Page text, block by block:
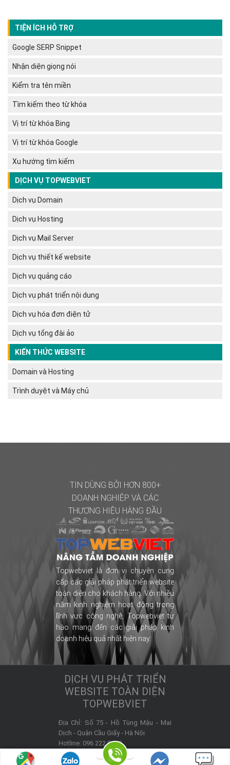
TIỆN ÍCH HỖ TRỢ
Google SERP Snippet
Nhận diện giọng nói
Kiểm tra tên miền
Tìm kiếm theo từ khóa
Vị trí từ khóa Bing
Vị trí từ khóa Google
Xu hướng tìm kiếm
DỊCH VỤ TOPWEBVIET
Dịch vụ Domain
Dịch vụ Hosting
Dịch vụ Mail Server
Dịch vụ thiết kế website
Dịch vụ quảng cáo
Dịch vụ phát triển nội dung
Dịch vụ hóa đơn điện tử
Dịch vụ tổng đài ảo
KIẾN THỨC WEBSITE
Domain và Hosting
Trình duyệt và Máy chủ
TIN DÙNG BỞI HƠN 800+
DOANH NGHIỆP VÀ CÁC
THƯƠNG HIỆU HÀNG ĐẦU
Topwebviet là đơn vị chuyên cung
cấp các giải pháp phát triển website
toàn diện cho khách hàng. Với nhiều
năm kinh nghiệm hoạt động trong
lĩnh vực công nghệ, Topwebviet tự
hào mang đến các giải pháp kinh
doanh hiệu quả nhất hiện nay.
DỊCH VỤ PHÁT TRIỂN
WEBSITE TOÀN DIỆN
TOPWEBVIET
Địa Chỉ: Số 75 - Hồ Tùng Mậu - Mai
Dịch - Quận Cầu Giấy- Hà Nội
Hotline: 096 222 9450
Website:
https://topwebviet.com